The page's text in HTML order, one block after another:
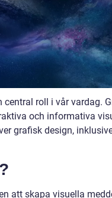
roll i vår vardag.
och informativa
grafisk design,
att skapa visuella